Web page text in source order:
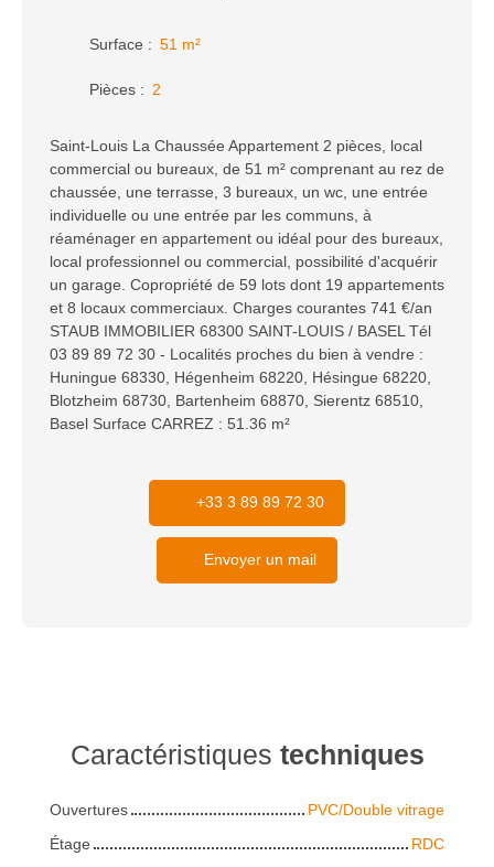
Surface : 51 m²
Pièces : 2
Saint-Louis La Chaussée Appartement 2 pièces, local
commercial ou bureaux, de 51 m² comprenant au rez de
chaussée, une terrasse, 3 bureaux, un wc, une entrée
individuelle ou une entrée par les communs, à
réaménager en appartement ou idéal pour des bureaux,
local professionnel ou commercial, possibilité d'acquérir
un garage. Copropriété de 59 lots dont 19 appartements
et 8 locaux commerciaux. Charges courantes 741 €/an
STAUB IMMOBILIER 68300 SAINT-LOUIS / BASEL Tél
03 89 89 72 30 - Localités proches du bien à vendre :
Huningue 68330, Hégenheim 68220, Hésingue 68220,
Blotzheim 68730, Bartenheim 68870, Sierentz 68510,
Basel Surface CARREZ : 51.36 m²
+33 3 89 89 72 30
Envoyer un mail
Caractéristiques techniques
Ouvertures
PVC/Double vitrage
Étage
RDC